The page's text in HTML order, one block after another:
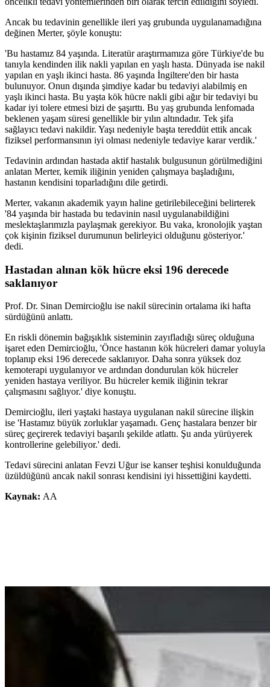
Ancak bu tedavinin genellikle ileri yaş grubunda uygulanamadığına
değinen Merter, şöyle konuştu:
'Bu hastamız 84 yaşında. Literatür araştırmamıza göre Türkiye'de bu
tanıyla kendinden ilik nakli yapılan en yaşlı hasta. Dünyada ise nakil
yapılan en yaşlı ikinci hasta. 86 yaşında İngiltere'den bir hasta
bulunuyor. Onun dışında şimdiye kadar bu tedaviyi alabilmiş en
yaşlı ikinci hasta. Bu yaşta kök hücre nakli gibi ağır bir tedaviyi bu
kadar iyi tolere etmesi bizi de şaşırttı. Bu yaş grubunda lenfomada
beklenen yaşam süresi genellikle bir yılın altındadır. Tek şifa
sağlayıcı tedavi nakildir. Yaşı nedeniyle başta tereddüt ettik ancak
fiziksel performansının iyi olması nedeniyle tedaviye karar verdik.'
Tedavinin ardından hastada aktif hastalık bulgusunun görülmediğini
anlatan Merter, kemik iliğinin yeniden çalışmaya başladığını,
hastanın kendisini toparladığını dile getirdi.
Merter, vakanın akademik yayın haline getirilebileceğini belirterek
'84 yaşında bir hastada bu tedavinin nasıl uygulanabildiğini
meslektaşlarımızla paylaşmak gerekiyor. Bu vaka, kronolojik yaştan
çok kişinin fiziksel durumunun belirleyici olduğunu gösteriyor.'
dedi.
Hastadan alınan kök hücre eksi 196 derecede
saklanıyor
Prof. Dr. Sinan Demircioğlu ise nakil sürecinin ortalama iki hafta
sürdüğünü anlattı.
En riskli dönemin bağışıklık sisteminin zayıfladığı süreç olduğuna
işaret eden Demircioğlu, 'Önce hastanın kök hücreleri damar yoluyla
toplanıp eksi 196 derecede saklanıyor. Daha sonra yüksek doz
kemoterapi uygulanıyor ve ardından dondurulan kök hücreler
yeniden hastaya veriliyor. Bu hücreler kemik iliğinin tekrar
çalışmasını sağlıyor.' diye konuştu.
Demircioğlu, ileri yaştaki hastaya uygulanan nakil sürecine ilişkin
ise 'Hastamız büyük zorluklar yaşamadı. Genç hastalara benzer bir
süreç geçirerek tedaviyi başarılı şekilde atlattı. Şu anda yürüyerek
kontrollerine gelebiliyor.' dedi.
Tedavi sürecini anlatan Fevzi Uğur ise kanser teşhisi konulduğunda
üzüldüğünü ancak nakil sonrası kendisini iyi hissettiğini kaydetti.
Kaynak: AA